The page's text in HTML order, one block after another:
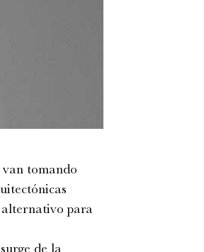
van tomando
alternativo para
de la